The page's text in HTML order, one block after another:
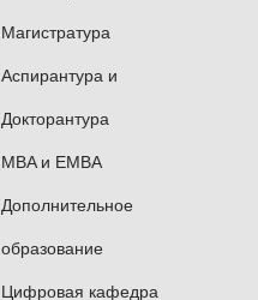
Магистратура
Аспирантура и
Докторантура
MBA и EMBA
Дополнительное
образование
Цифровая кафедра